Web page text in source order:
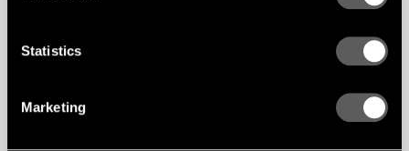
Statistics
Marketing